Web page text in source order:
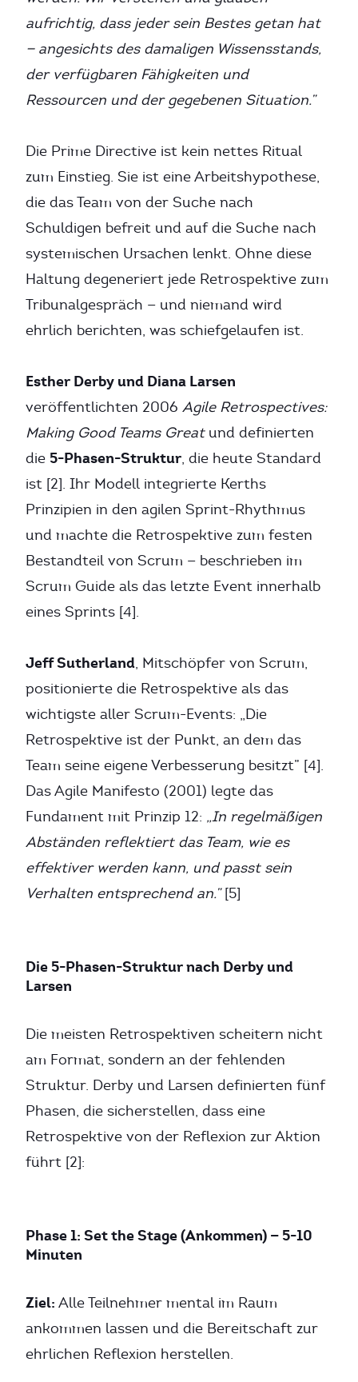
aufrichtig, dass jeder sein Bestes getan hat
— angesichts des damaligen Wissensstands,
der verfügbaren Fähigkeiten und
Ressourcen und der gegebenen Situation.”
Die Prime Directive ist kein nettes Ritual
zum Einstieg. Sie ist eine Arbeitshypothese,
die das Team von der Suche nach
Schuldigen befreit und auf die Suche nach
systemischen Ursachen lenkt. Ohne diese
Haltung degeneriert jede Retrospektive zum
Tribunalgespräch — und niemand wird
ehrlich berichten, was schiefgelaufen ist.
Esther Derby und Diana Larsen
veröffentlichten 2006 Agile Retrospectives:
Making Good Teams Greatund definierten
die 5-Phasen-Struktur, die heute Standard
ist [2]. Ihr Modell integrierte Kerths
Prinzipien in den agilen Sprint-Rhythmus
und machte die Retrospektive zum festen
Bestandteil von Scrum — beschrieben im
Scrum Guide als das letzte Event innerhalb
eines Sprints [4].
Jeff Sutherland, Mitschöpfer von Scrum,
positionierte die Retrospektive als das
wichtigste aller Scrum-Events: „Die
Retrospektive ist der Punkt, an dem das
Team seine eigene Verbesserung besitzt” [4].
Das Agile Manifesto (2001) legte das
Fundament mit Prinzip 12: „In regelmäßigen
Abständen reflektiert das Team, wie es
effektiver werden kann, und passt sein
Verhalten entsprechend an.”[5]
Die 5-Phasen-Struktur nach Derby und
Larsen
Die meisten Retrospektiven scheitern nicht
am Format, sondern an der fehlenden
Struktur. Derby und Larsen definierten fünf
Phasen, die sicherstellen, dass eine
Retrospektive von der Reflexion zur Aktion
führt [2]:
Phase 1: Set the Stage (Ankommen) — 5-10
Minuten
Ziel: Alle Teilnehmer mental im Raum
ankommen lassen und die Bereitschaft zur
ehrlichen Reflexion herstellen.